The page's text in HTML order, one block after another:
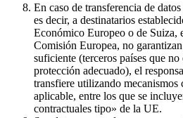
En caso de transferencia de
es decir, a destinatarios
Económico Europeo o de Suiza,
Comisión Europea, no
suficiente (terceros países que
protección adecuado), el
transfiere utilizando mecanismos
aplicable, entre los que se
contractuales tipo» de la UE.